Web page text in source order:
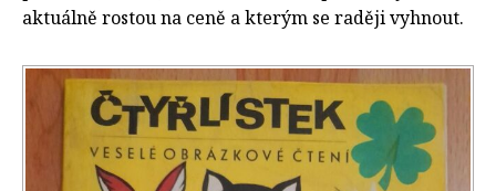
aktuálně rostou na ceně a kterým se raději vyhnout.